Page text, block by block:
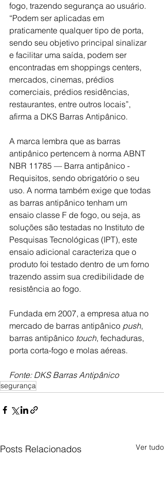
fogo, trazendo segurança ao usuário.
“Podem ser aplicadas em
praticamente qualquer tipo de porta,
sendo seu objetivo principal sinalizar
e facilitar uma saída, podem ser
encontradas em shoppings centers,
mercados, cinemas, prédios
comerciais, prédios residências,
restaurantes, entre outros locais”,
afirma a DKS Barras Antipânico.
A marca lembra que as barras
antipânico pertencem à norma ABNT
NBR 11785 — Barra antipânico -
Requisitos, sendo obrigatório o seu
uso. A norma também exige que todas
as barras antipânico tenham um
ensaio classe F de fogo, ou seja, as
soluções são testadas no Instituto de
Pesquisas Tecnológicas (IPT), este
ensaio adicional caracteriza que o
produto foi testado dentro de um forno
trazendo assim sua credibilidade de
resistência ao fogo.
Fundada em 2007, a empresa atua no
mercado de barras antipânico push,
barras antipânico touch, fechaduras,
porta corta-fogo e molas aéreas.
Fonte: DKS Barras Antipânico
segurança
Posts Relacionados Ver tudo